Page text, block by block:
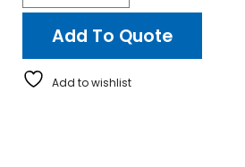
Add To Quote
Add to wishlist